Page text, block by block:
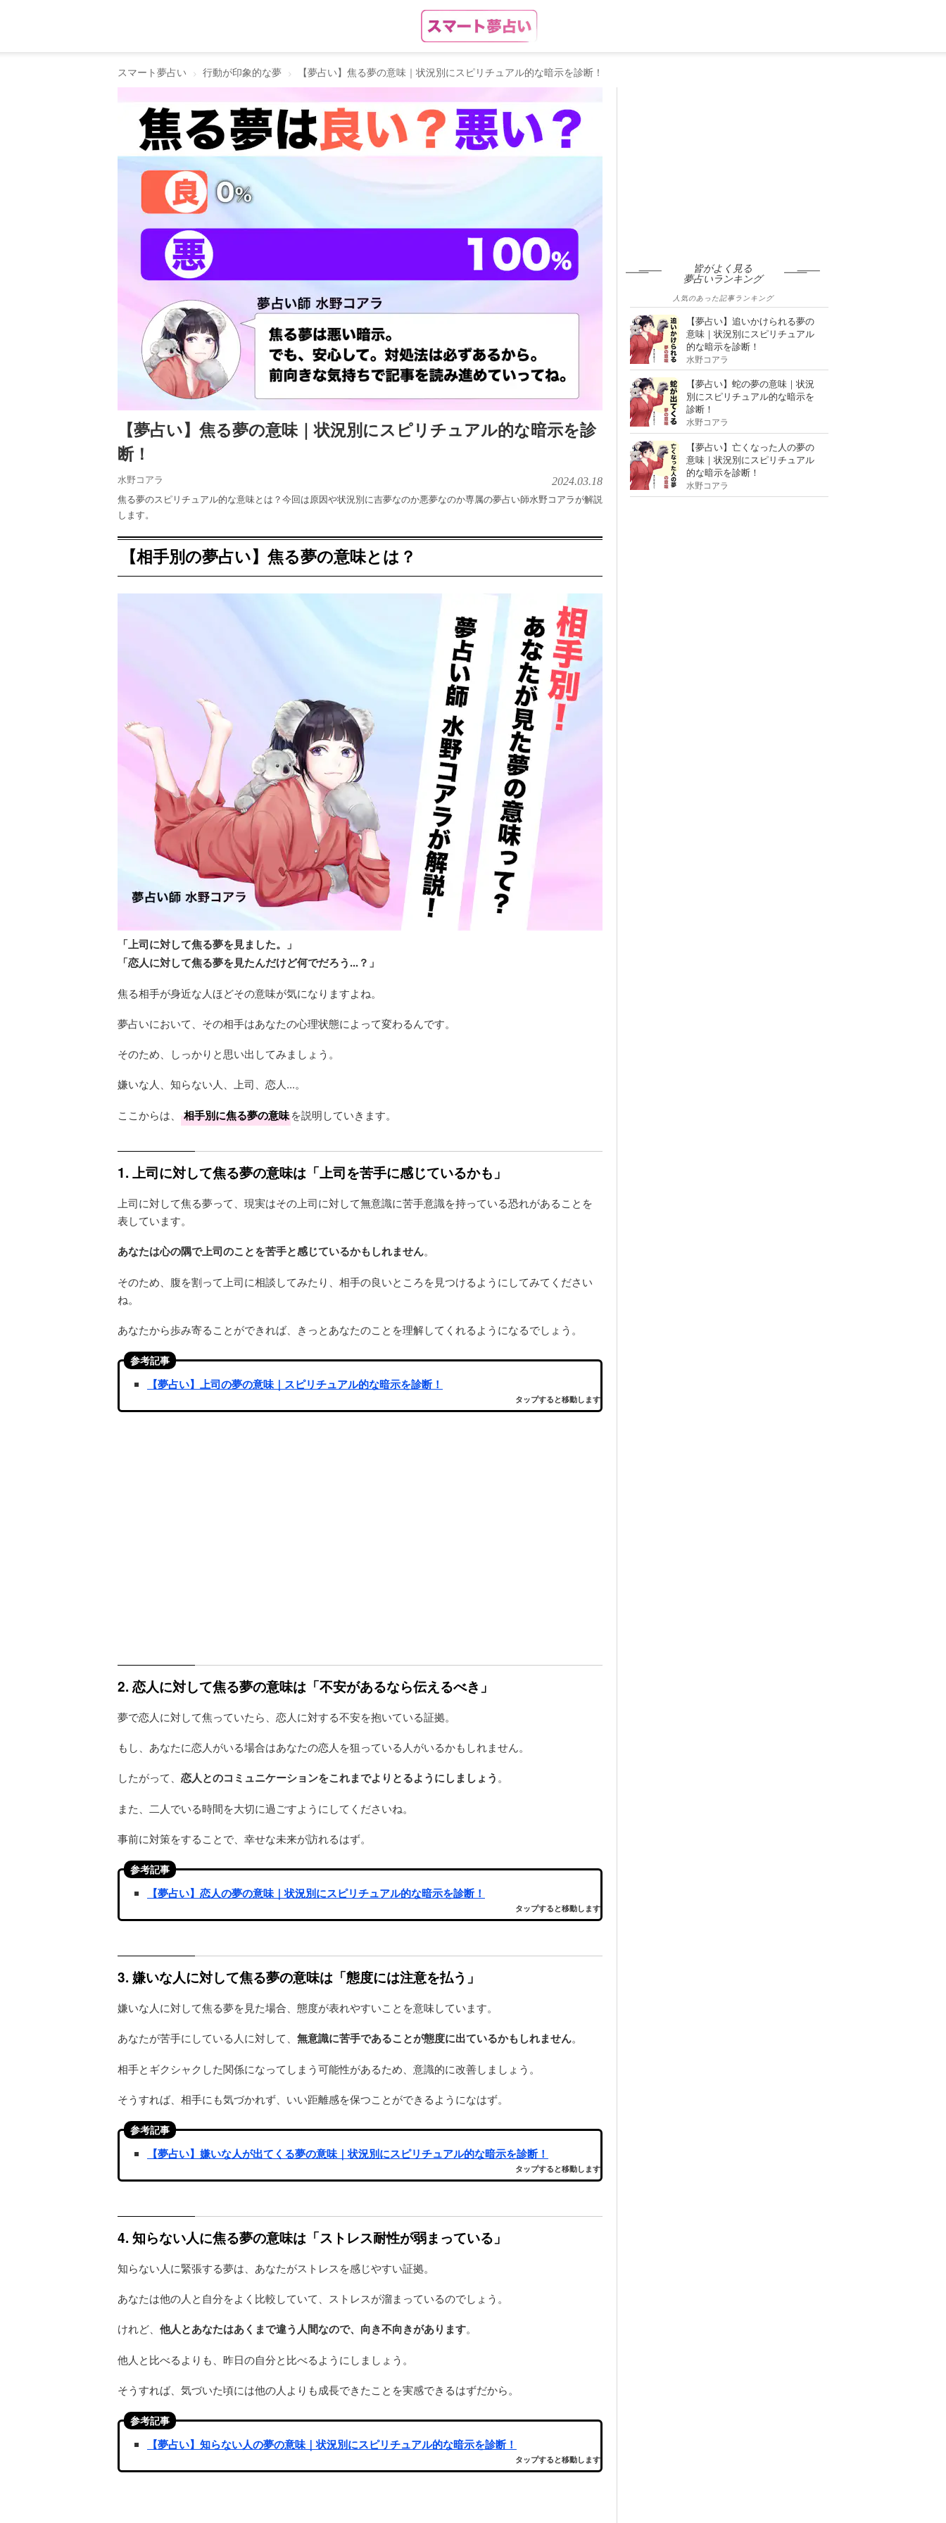
スマート夢占い 行動が印象的な夢 【夢占い】焦る夢の意味｜状況別にスピリチュアル的な暗示を診断！
【夢占い】焦る夢の意味｜状況別にスピリチュアル的な暗示を診
断！
水野コアラ 2024.03.18
焦る夢のスピリチュアル的な意味とは？今回は原因や状況別に吉夢なのか悪夢なのか専属の夢占い師水野コアラが解説
します。
【相手別の夢占い】焦る夢の意味とは？
「上司に対して焦る夢を見ました。」
「恋人に対して焦る夢を見たんだけど何でだろう...？」
焦る相手が身近な人ほどその意味が気になりますよね。
夢占いにおいて、その相手はあなたの心理状態によって変わるんです。
そのため、しっかりと思い出してみましょう。
嫌いな人、知らない人、上司、恋人...。
ここからは、 相手別に焦る夢の意味を説明していきます。
1. 上司に対して焦る夢の意味は「上司を苦手に感じているかも」
上司に対して焦る夢って、現実はその上司に対して無意識に苦手意識を持っている恐れがあることを
表しています。
あなたは心の隅で上司のことを苦手と感じているかもしれません。
そのため、腹を割って上司に相談してみたり、相手の良いところを見つけるようにしてみてください
ね。
あなたから歩み寄ることができれば、きっとあなたのことを理解してくれるようになるでしょう。
参考記事
【夢占い】上司の夢の意味｜スピリチュアル的な暗示を診断！
タップすると移動します
2. 恋人に対して焦る夢の意味は「不安があるなら伝えるべき」
夢で恋人に対して焦っていたら、恋人に対する不安を抱いている証拠。
もし、あなたに恋人がいる場合はあなたの恋人を狙っている人がいるかもしれません。
したがって、 恋人とのコミュニケーションをこれまでよりとるようにしましょう 。
また、二人でいる時間を大切に過ごすようにしてくださいね。
事前に対策をすることで、幸せな未来が訪れるはず。
参考記事
【夢占い】恋人の夢の意味｜状況別にスピリチュアル的な暗示を診断！
タップすると移動します
3. 嫌いな人に対して焦る夢の意味は「態度には注意を払う」
嫌いな人に対して焦る夢を見た場合、態度が表れやすいことを意味しています。
あなたが苦手にしている人に対して、 無意識に苦手であることが態度に出ているかもしれません。
相手とギクシャクした関係になってしまう可能性があるため、意識的に改善しましょう。
そうすれば、相手にも気づかれず、いい距離感を保つことができるようになはず。
参考記事
【夢占い】嫌いな人が出てくる夢の意味｜状況別にスピリチュアル的な暗示を診断！
タップすると移動します
4. 知らない人に焦る夢の意味は「ストレス耐性が弱まっている」
知らない人に緊張する夢は、あなたがストレスを感じやすい証拠。
あなたは他の人と自分をよく比較していて、ストレスが溜まっているのでしょう。
けれど、 他人とあなたはあくまで違う人間なので、向き不向きがあります。
他人と比べるよりも、昨日の自分と比べるようにしましょう。
そうすれば、気づいた頃には他の人よりも成長できたことを実感できるはずだから。
参考記事
【夢占い】知らない人の夢の意味｜状況別にスピリチュアル的な暗示を診断！
タップすると移動します
皆がよく見る
夢占いランキング
人気のあった記事ランキング
【夢占い】追いかけられる夢の
意味｜状況別にスピリチュアル
的な暗示を診断！
水野コアラ
【夢占い】蛇の夢の意味｜状況
別にスピリチュアル的な暗示を
診断！
水野コアラ
【夢占い】亡くなった人の夢の
意味｜状況別にスピリチュアル
的な暗示を診断！
水野コアラ